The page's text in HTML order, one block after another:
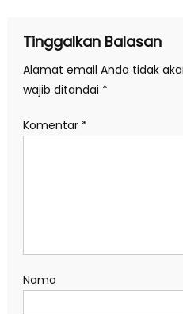
Tinggalkan Balasan
Alamat email Anda tidak
wajib ditandai *
Komentar *
Nama